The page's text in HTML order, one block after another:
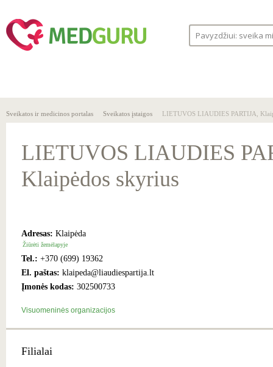
Sveikatos ir medicinos portalas Sveikatos įstaigos LIETUVOS LIAUDIES PARTIJA,
LIETUVOS LIAUDIES
Klaipėdos skyrius
Adresas: Klaipėda
Žiūrėti žemėlapyje
Tel.: +370 (699) 19362
El. paštas: klaipeda@liaudiespartija.lt
Įmonės kodas: 302500733
Visuomeninės organizacijos
Filialai